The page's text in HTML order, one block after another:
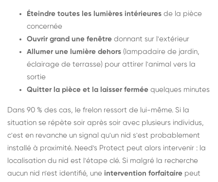
Éteindre toutes les lumières intérieures de la pièce
concernée
Ouvrir grand une fenêtre donnant sur l'extérieur
Allumer une lumière dehors (lampadaire de jardin,
éclairage de terrasse) pour attirer l'animal vers la
sortie
Quitter la pièce et la laisser fermée quelques minutes
Dans 90 % des cas, le frelon ressort de lui-même. Si la
situation se répète soir après soir avec plusieurs individus,
c'est en revanche un signal qu'un nid s'est probablement
installé à proximité. Need's Protect peut alors intervenir : la
localisation du nid est l'étape clé. Si malgré la recherche
aucun nid n'est identifié, une intervention forfaitaire peut